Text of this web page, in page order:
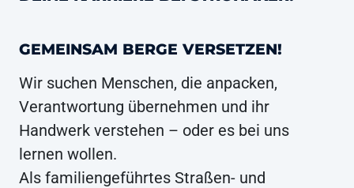
GEMEINSAM BERGE VERSETZEN!
Wir suchen Menschen, die anpacken,
Verantwortung übernehmen und ihr
Handwerk verstehen – oder es bei uns
lernen wollen.
Als familiengeführtes Straßen- und